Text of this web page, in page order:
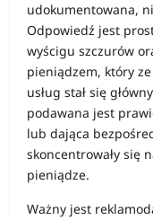
udokumentowana,
Odpowiedź jest
wyścigu szczurów
pieniądzem, który
usług stał się
podawana jest
lub dająca
skoncentrowały się
pieniądze.
Ważny jest